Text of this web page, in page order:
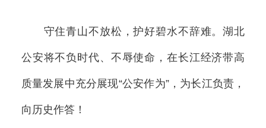
守住青山不放松，护好碧水不辞难。湖北
公安将不负时代、不辱使命，在长江经济带高
质量发展中充分展现“公安作为”，为长江负责，
向历史作答！